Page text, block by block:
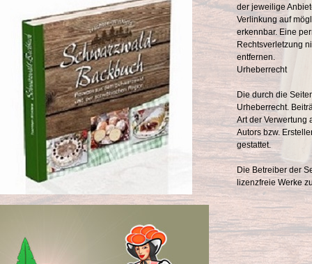
der jeweilige
Verlinkung auf
erkennbar. Eine
Rechtsverletzung
entfernen.
Urheberrecht
Die durch die
Urheberrecht.
Art der Verwertung
Autors bzw.
gestattet.
Die Betreiber der
lizenzfreie Werke